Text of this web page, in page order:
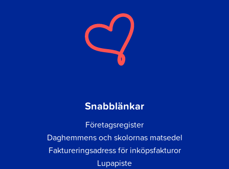
Snabblänkar
Företagsregister
Daghemmens och skolornas matsedel
Faktureringsadress för inköpsfakturor
Lupapiste